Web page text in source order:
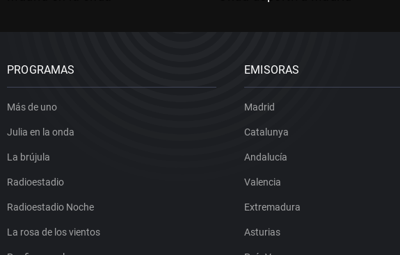
PROGRAMAS
Más de uno
Julia en la onda
La brújula
Radioestadio
Radioestadio Noche
La rosa de los vientos
EMISORAS
Madrid
Catalunya
Andalucía
Valencia
Extremadura
Asturias